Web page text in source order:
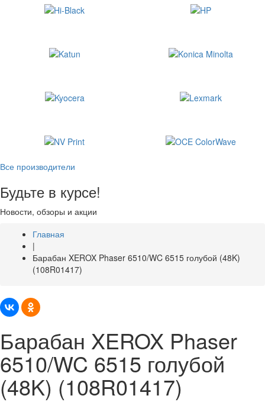
Все производители
Будьте в курсе!
Новости, обзоры и акции
Главная
|
Барабан XEROX Phaser 6510/WC 6515 голубой (48K)
(108R01417)
Барабан XEROX Phaser
6510/WC 6515 голубой
(48K) (108R01417)